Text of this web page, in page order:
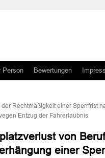
Person Bewertungen
der Rechtmäßigkeit einer Sperrfrist
Entzug der Fahrerlaubnis
von
einer